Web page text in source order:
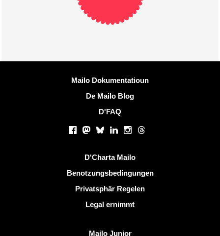
Méi InformatiounenMailo Dokumentatioun
De Mailo Blog
D'FAQ
Sozialen Netzwierker
Facebook
Mastodon
BlueskyLinkedInInstagram
Threads
D'Charta Mailo
Benotzungsbedingungen
Privatsphär Regelen
Legal ernimmt
Mailo Junior